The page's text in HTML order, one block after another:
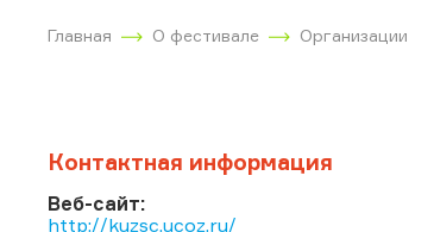
Главная О фестивале Организации
Контактная информация
Веб-сайт:
http://kuzsc.ucoz.ru/